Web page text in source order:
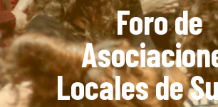
Foro de
Locales de